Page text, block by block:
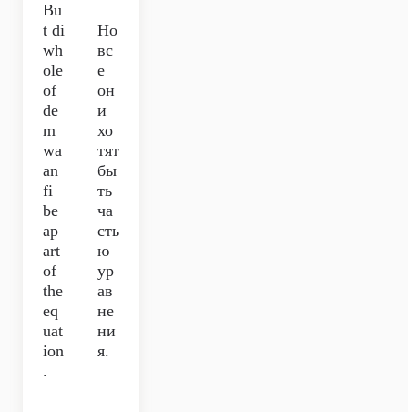
Bu
t di
wh
ole
of
de
m
wa
an
fi
be
ap
art
of
the
eq
uat
ion
.
Но
вс
е
он
и
хо
тят
бы
ть
ча
сть
ю
ур
ав
не
ни
я.